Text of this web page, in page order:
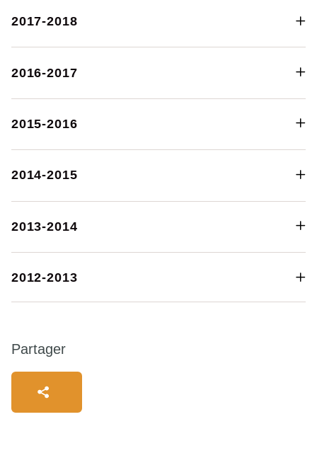
2017-2018
2016-2017
2015-2016
2014-2015
2013-2014
2012-2013